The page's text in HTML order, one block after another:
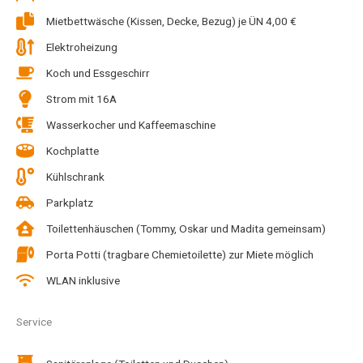
Mietbettwäsche (Kissen, Decke, Bezug) je ÜN 4,00 €
Elektroheizung
Koch und Essgeschirr
Strom mit 16A
Wasserkocher und Kaffeemaschine
Kochplatte
Kühlschrank
Parkplatz
Toilettenhäuschen (Tommy, Oskar und Madita gemeinsam)
Porta Potti (tragbare Chemietoilette) zur Miete möglich
WLAN inklusive
Service